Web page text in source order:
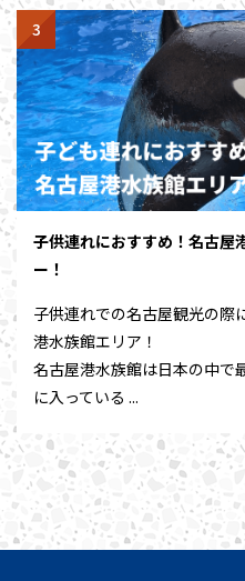
子供連れにおすすめ！名古屋
ー！
子供連れでの名古屋観光の際
港水族館エリア！
名古屋港水族館は日本の中で
に入っている ...